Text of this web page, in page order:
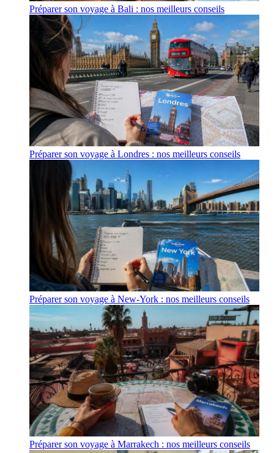
Préparer son voyage à Bali : nos meilleurs conseils
Préparer son voyage à Londres : nos meilleurs conseils
Préparer son voyage à New-York : nos meilleurs conseils
Préparer son voyage à Marrakech : nos meilleurs conseils